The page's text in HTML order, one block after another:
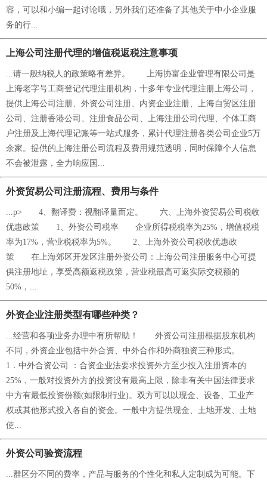
容，可以和小编一起讨论哦，另外我们还准备了其他关于中小企业服
务的行...
上海公司注册代理的增值税返税注意事项
...请一般纳税人的政策略有差异。 上海协富企业管理有限公司是
上海老字号工商登记代理注册机构，十多年专业代理注册上海公司，
提供上海公司注册、外资公司注册、内资企业注册、上海自贸区注册
公司、注册香港公司、注册食品公司、上海注册公司代理、个体工商
户注册及上海代理记账等一站式服务，累计代理注册各类公司企业5万
余家。提供的上海注册公司流程及费用规范透明，同时保障个人信息
不会被泄露，全力响应国...
外资贸易公司注册流程、费用与条件
...p> 4、翻译费：视翻译量而定。 六、上海外资贸易公司税收
优惠政策 1、外资公司税率 企业所得税税率为25%，增值税税
率为17%，营业税税率为5%。 2、上海外资公司税收优惠政
策 在上海郊区开发区注册外资公司：上海公司注册服务中心可提
供注册地址，享受高额返税政策，营业税最高可返实际交税额的
50%，...
外资企业注册类型有哪些种类？
...经营和各项业务办理中有所帮助！ 外资公司注册根据股东机构
不同，外资企业包括中外合资、中外合作和外商独资三种形式。
1．中外合资公司 ：合资企业法要求投资外方至少投入注册资本的
25%，一般对投资外方的投资没有最高上限，除非有关中国法律要求
中方有最低投资份额(如限制行业)。双方可以以现金、设备、工业产
权或其他形式投入各自的资金。一般中方提供现金、土地开发、土地
使...
外资公司验资流程
...群区分不同的费率，产品与服务的个性化和私人定制成为可能。下